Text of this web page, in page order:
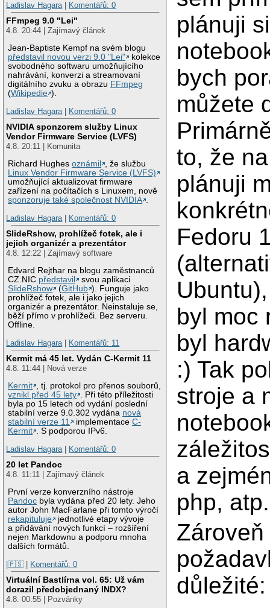
Ladislav Hagara
Komentářů: 0
FFmpeg 9.0 "Lei"
4.8. 20:44 | Zajímavý článek
Jean-Baptiste Kempf na svém blogu
představil novou verzi 9.0 "Lei"
kolekce
svobodného softwaru umožňujícího
nahrávání, konverzi a streamovaní
digitálního zvuku a obrazu FFmpeg
(Wikipedie ).
Ladislav Hagara
Komentářů: 0
NVIDIA sponzorem služby Linux
Vendor Firmware Service (LVFS)
4.8. 20:11 | Komunita
Richard Hughesoznámil
, že službu
Linux Vendor Firmware Service (LVFS)
umožňující aktualizovat firmware
zařízení na počítačích s Linuxem, nově
sponzoruje také společnost NVIDIA .
Ladislav Hagara | Komentářů: 0
SlideRshow, prohlížeč fotek, ale i
jejich organizér a prezentátor
4.8. 12:22 | Zajímavý software
Edvard Rejthar na blogu zaměstnanců
CZ.NIC představil
svou aplikaci
SlideRshow
(GitHub ). Funguje jako
prohlížeč fotek, ale i jako jejich
organizér a prezentátor. Neinstaluje se,
běží přímo v prohlížeči. Bez serveru.
Offline.
Ladislav Hagara | Komentářů: 11
Kermit má 45 let. Vydán C-Kermit 11
4.8. 11:44 | Nová verze
Kermit , tj. protokol pro přenos souborů,
vznikl před 45 lety . Při této příležitosti
byla po 15 letech od vydání poslední
stabilní verze 9.0.302 vydána nová
stabilní verze 11
implementaceC-
Kermit . S podporou IPv6.
Ladislav Hagara | Komentářů: 0
20 let Pandoc
4.8. 11:11 | Zajímavý článek
První verze konverzního nástroje
Pandoc byla vydána před 20 lety. Jeho
autor John MacFarlane při tomto výročí
rekapituluje
jednotlivé etapy vývoje
a přidávání nových funkcí – rozšíření
nejen Markdownu a podporu mnoha
dalších formátů.
|🇵🇸 | Komentářů: 0
Virtuální Bastlírna vol. 65: Už vám
dorazil předobjednaný INDX?
4.8. 00:55 | Pozvánky
plánuji
bych
můžete
to, že
plánuji
Fedoru
byl moc
byl
:) Tak
stroje a
a
php, atp.
důležité: